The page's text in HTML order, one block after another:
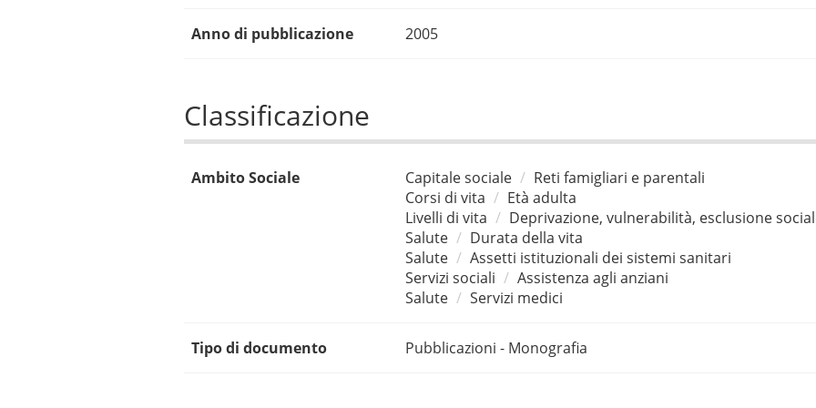
Anno di pubblicazione 2005
Classificazione
Ambito Sociale Capitale sociale
Reti famigliari e parentali
Corsi di vita
Età adulta
Livelli di vita
Deprivazione, vulnerabilità, esclusione
Salute
Durata della vita
Salute
Assetti istituzionali dei sistemi sanitari
Servizi sociali
Assistenza agli anziani
Salute
Servizi medici
Tipo di documento Pubblicazioni - Monografia